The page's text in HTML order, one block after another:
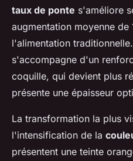
taux de ponte s'améliore
augmentation moyenne
l'alimentation
s'accompagne d'un
coquille, qui devient plus
présente une épaisseur
La transformation la plus
l'intensification de la
présentent une teinte